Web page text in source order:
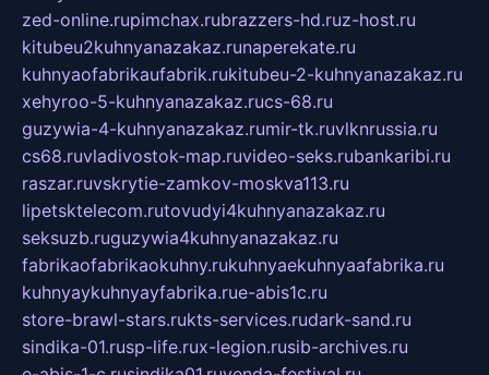
zed-online.rupimchax.rubrazzers-hd.ruz-host.ru
kitubeu2kuhnyanazakaz.runaperekate.ru
kuhnyaofabrikaufabrik.rukitubeu-2-kuhnyanazakaz.ru
xehyroo-5-kuhnyanazakaz.rucs-68.ru
guzywia-4-kuhnyanazakaz.rumir-tk.ruvlknrussia.ru
cs68.ruvladivostok-map.ruvideo-seks.rubankaribi.ru
raszar.ruvskrytie-zamkov-moskva113.ru
lipetsktelecom.rutovudyi4kuhnyanazakaz.ru
seksuzb.ruguzywia4kuhnyanazakaz.ru
fabrikaofabrikaokuhny.rukuhnyaekuhnyaafabrika.ru
kuhnyaykuhnyayfabrika.rue-abis1c.ru
store-brawl-stars.rukts-services.rudark-sand.ru
sindika-01.rusp-life.rux-legion.rusib-archives.ru